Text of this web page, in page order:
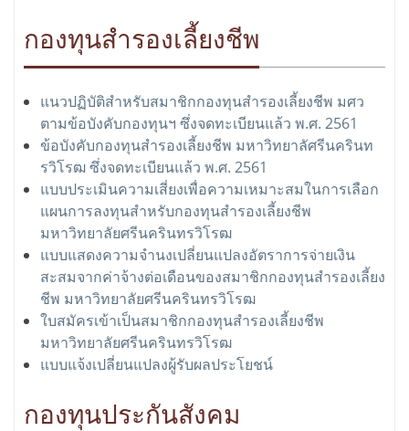
กองทุนสำรองเลี้ยงชีพ
แนวปฏิบัติสำหรับสมาชิกกองทุนสำรองเลี้ยงชีพ มศว
ตามข้อบังคับกองทุนฯ ซึ่งจดทะเบียนแล้ว พ.ศ. 2561
ข้อบังคับกองทุนสำรองเลี้ยงชีพ มหาวิทยาลัศรีนครินท
รวิโรฒ ซึ่งจดทะเบียนแล้ว พ.ศ. 2561
แบบประเมินความเสี่ยงเพื่อความเหมาะสมในการเลือก
แผนการลงทุนสำหรับกองทุนสำรองเลี้ยงชีพ
มหาวิทยาลัยศรีนครินทรวิโรฒ
แบบแสดงความจำนงเปลี่ยนแปลงอัตราการจ่ายเงิน
สะสมจากค่าจ้างต่อเดือนของสมาชิกกองทุนสำรองเลี้ยง
ชีพ มหาวิทยาลัยศรีนครินทรวิโรฒ
ใบสมัครเข้าเป็นสมาชิกกองทุนสำรองเลี้ยงชีพ
มหาวิทยาลัยศรีนครินทรวิโรฒ
แบบแจ้งเปลี่ยนแปลงผู้รับผลประโยชน์
กองทุนประกันสังคม